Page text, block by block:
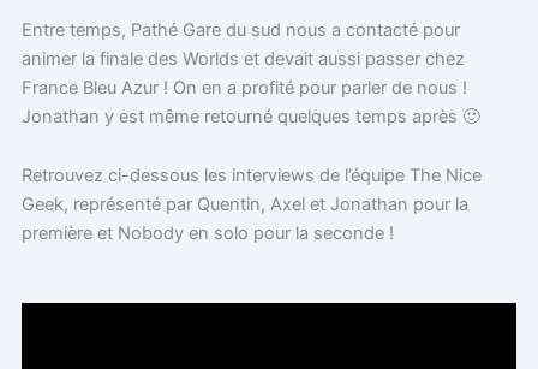
Entre temps, Pathé Gare du sud nous a contacté pour
animer la finale des Worlds et devait aussi passer chez
France Bleu Azur ! On en a profité pour parler de nous !
Jonathan y est même retourné quelques temps après 🙂
Retrouvez ci-dessous les interviews de l’équipe The Nice
Geek, représenté par Quentin, Axel et Jonathan pour la
première et Nobody en solo pour la seconde !